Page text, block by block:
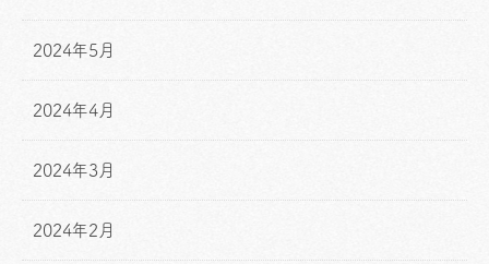
2024年5月
2024年4月
2024年3月
2024年2月